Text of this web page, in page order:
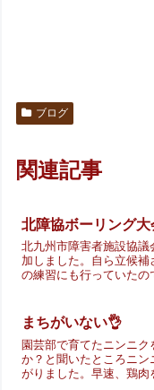
ブログ
関連記事
北障協ボーリング大
北九州市障害者施設協
加しました。自ら立候
の練習にも行っていた
まちがいない👌
園芸部で育てたニンニク
か？と聞いたところニ
がりました。早速、鶏肉